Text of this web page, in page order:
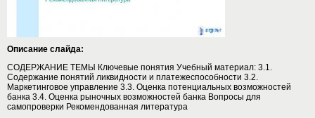
Описание слайда:
СОДЕРЖАНИЕ ТЕМЫ Ключевые понятия Учебный материал: 3.1.
Содержание понятий ликвидности и платежеспособности 3.2.
Маркетинговое управление 3.3. Оценка потенциальных возможностей
банка 3.4. Оценка рыночных возможностей банка Вопросы для
самопроверки Рекомендованная литература